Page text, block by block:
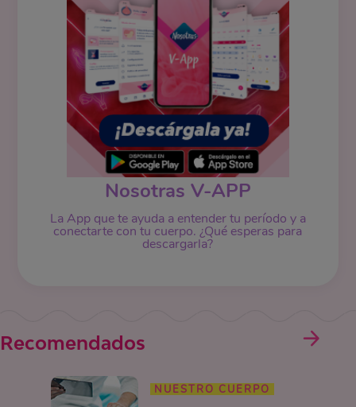
Nosotras V-APP
La App que te ayuda a entender tu período y a
conectarte con tu cuerpo. ¿Qué esperas para
descargarla?
Recomendados
NUESTRO CUERPO